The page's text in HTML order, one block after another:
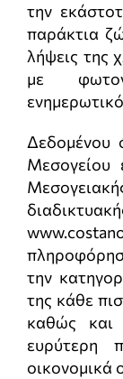
την
παράκτια
λήψεις της
με
Δεδομένου
Μεσογείου
την
της κάθε
καθώς και
ευρύτερη
οικονομικά